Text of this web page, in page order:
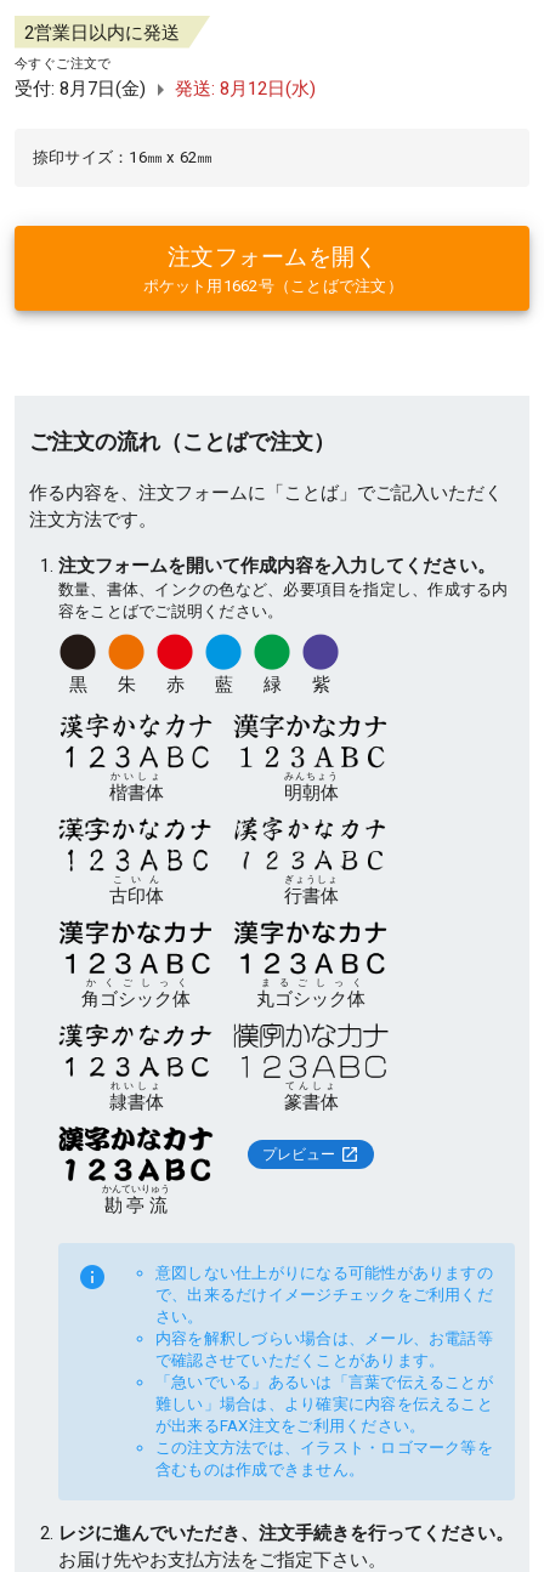
2営業日以内に発送
今すぐご注文で
受付: 8月7日(金) 発送: 8月12日(水)
捺印サイズ：16㎜ x 62㎜
注文フォームを開く
ポケット用1662号（ことばで注文）
ご注文の流れ（ことばで注文）
作る内容を、注文フォームに「ことば」でご記入いただく
注文方法です。
注文フォームを開いて作成内容を入力してください。
数量、書体、インクの色など、必要項目を指定し、作成する内
容をことばでご説明ください。
黒 朱 赤 藍 緑 紫
楷書体
かいしょ
明朝体
みんちょう
古印体
こいん
行書体
ぎょうしょ
角ゴシック体
かくごしっく
丸ゴシック体
まるごしっく
隷書体
れいしょ
篆書体
てんしょ
勘亭流
かんていりゅう
プレビュー
意図しない仕上がりになる可能性がありますの
で、出来るだけイメージチェックをご利用くだ
さい。
内容を解釈しづらい場合は、メール、お電話等
で確認させていただくことがあります。
「急いでいる」あるいは「言葉で伝えることが
難しい」場合は、より確実に内容を伝えること
が出来るFAX注文をご利用ください。
この注文方法では、イラスト・ロゴマーク等を
含むものは作成できません。
レジに進んでいただき、注文手続きを行ってください。
お届け先やお支払方法をご指定下さい。